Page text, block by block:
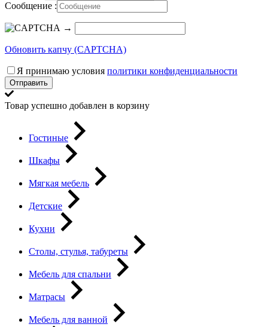
Сообщение :
→
Обновить капчу (CAPTCHA)
Я принимаю условия политики конфиденциальности
Отправить
Товар успешно добавлен в корзину
Гостиные
Шкафы
Мягкая мебель
Детские
Кухни
Столы, стулья, табуреты
Мебель для спальни
Матрасы
Мебель для ванной